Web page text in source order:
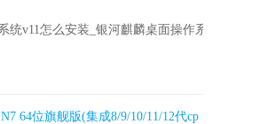
统v11怎么安装_银河麒麟桌面操作系
64位旗舰版(集成8/9/10/11/12代cp